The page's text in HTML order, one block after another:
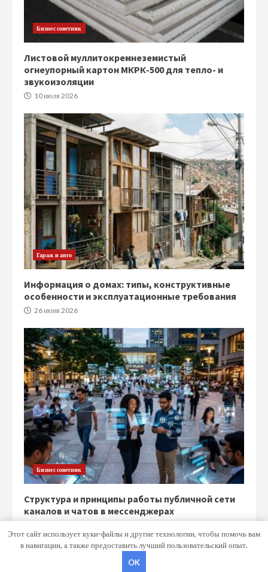
Бизнес советник
Листовой муллитокремнеземистый
огнеупорный картон МКРК-500 для тепло- и
звукоизоляции
10 июля 2026
Гараж и авто
Информация о домах: типы, конструктивные
особенности и эксплуатационные требования
26 июня 2026
Бизнес советник
Структура и принципы работы публичной сети
каналов и чатов в мессенджерах
Copyright © Все права защищены.
Этот сайт использует куки-файлы и другие технологии, чтобы помочь вам
в навигации, а также предоставить лучший пользовательский опыт.
OK